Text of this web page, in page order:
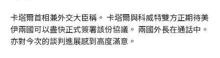
卡塔爾首相兼外交大臣稱。 卡塔爾與科威特雙方正期待美
伊兩國可以盡快正式簽署該份協議。 兩國外長在通話中。
亦對今次的談判進展感到高度滿意。